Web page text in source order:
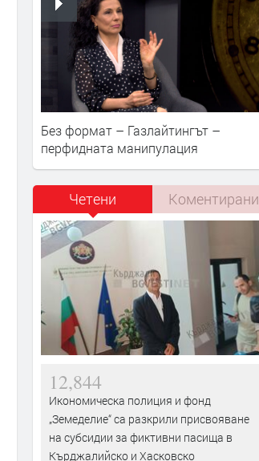
Без формат – Газлайтингът –
перфидната манипулация
Четени Коментирани
12,844
Икономическа полиция и фонд
„Земеделие“ са разкрили присвояване
на субсидии за фиктивни пасища в
Кърджалийско и Хасковско